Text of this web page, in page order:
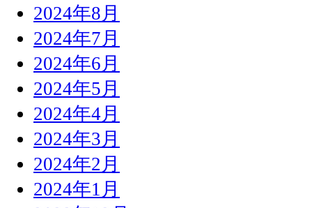
2024年8月
2024年7月
2024年6月
2024年5月
2024年4月
2024年3月
2024年2月
2024年1月